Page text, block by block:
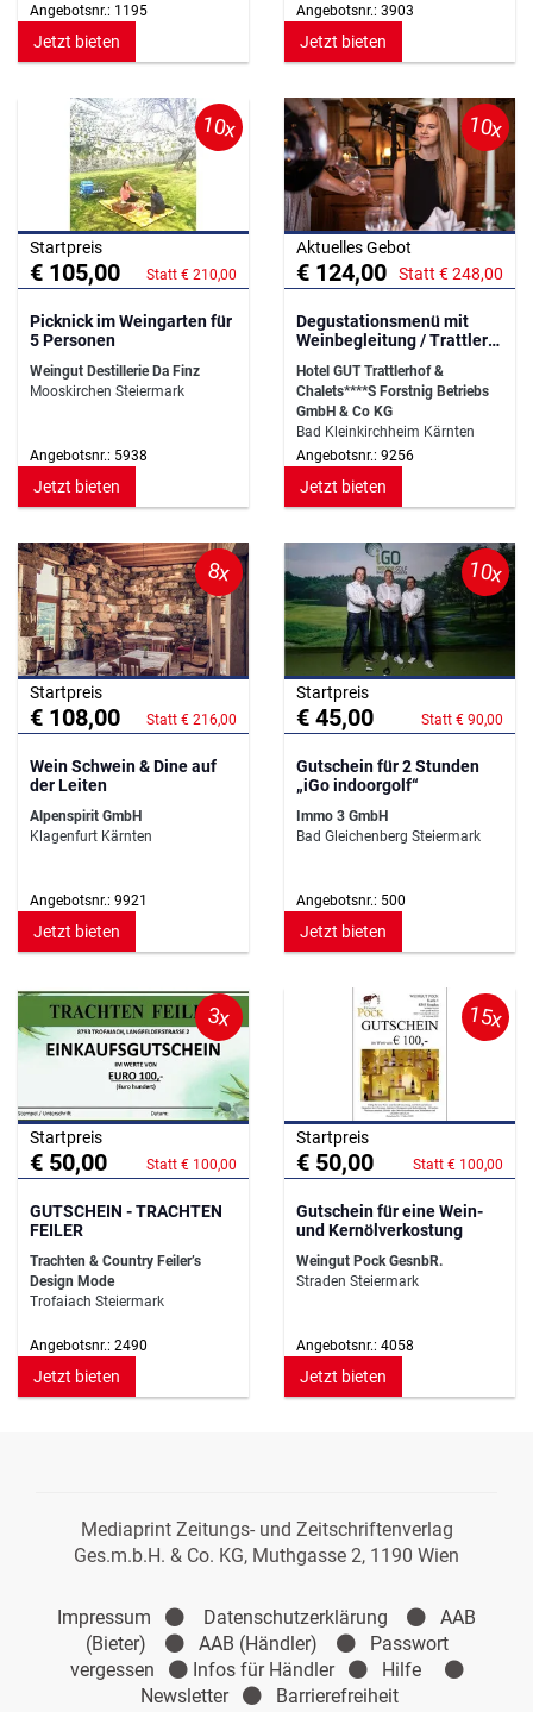
Angebotsnr.: 1195
Jetzt bieten
Angebotsnr.: 3903
Jetzt bieten
10x
Startpreis
€ 105,00 Statt € 210,00
Picknick im Weingarten für
5 Personen
Weingut Destillerie Da Finz
Mooskirchen Steiermark
Angebotsnr.: 5938
Jetzt bieten
10x
Aktuelles Gebot
€ 124,00 Statt € 248,00
Degustationsmenü mit
Weinbegleitung / Trattlers
Hotel GUT Trattlerhof &
Chalets****S Forstnig Betriebs
GmbH & Co KG
Bad Kleinkirchheim Kärnten
Angebotsnr.: 9256
Jetzt bieten
8x
Startpreis
€ 108,00 Statt € 216,00
Wein Schwein & Dine auf
der Leiten
Alpenspirit GmbH
Klagenfurt Kärnten
Angebotsnr.: 9921
Jetzt bieten
10x
Startpreis
€ 45,00 Statt € 90,00
Gutschein für 2 Stunden
„iGo indoorgolf“
Immo 3 GmbH
Bad Gleichenberg Steiermark
Angebotsnr.: 500
Jetzt bieten
3x
Startpreis
€ 50,00 Statt € 100,00
GUTSCHEIN - TRACHTEN
FEILER
Trachten & Country Feiler’s
Design Mode
Trofaiach Steiermark
Angebotsnr.: 2490
Jetzt bieten
15x
Startpreis
€ 50,00 Statt € 100,00
Gutschein für eine Wein-
und Kernölverkostung
Weingut Pock GesnbR.
Straden Steiermark
Angebotsnr.: 4058
Jetzt bieten
Mediaprint Zeitungs- und Zeitschriftenverlag
Ges.m.b.H. & Co. KG, Muthgasse 2, 1190 Wien
Impressum Datenschutzerklärung
AAB
(Bieter)
AAB (Händler)
Passwort
vergessen
Infos für Händler
Hilfe
Newsletter
Barrierefreiheit